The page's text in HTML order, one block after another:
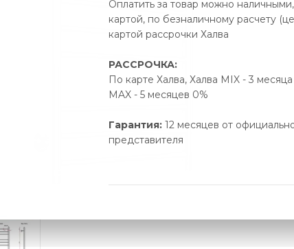
Оплатить за товар можно
картой, по безналичному расчету
картой рассрочки Халва
РАССРОЧКА:
По карте Халва, Халва MIX - 3
MAX - 5 месяцев 0%
Гарантия: 12 месяцев от
представителя